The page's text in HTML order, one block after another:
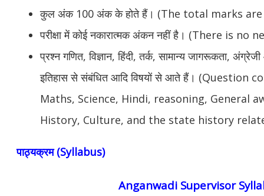
कुल अंक 100 अंक के होते हैं। (The total marks
परीक्षा में कोई नकारात्मक अंकन नहीं है। (There is
प्रश्न गणित, विज्ञान, हिंदी, तर्क, सामान्य जागरूकता,
इतिहास से संबंधित आदि विषयों से आते हैं।
Maths, Science, Hindi, reasoning, General
History, Culture, and the state history
पाठ्यक्रम (Syllabus)
Anganwadi Supervisor